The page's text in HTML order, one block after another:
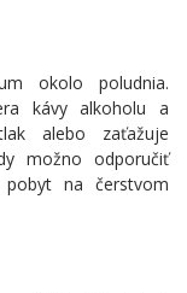
okolo poludnia.
kávy alkoholu a
alebo zaťažuje
možno odporučiť
pobyt na čerstvom